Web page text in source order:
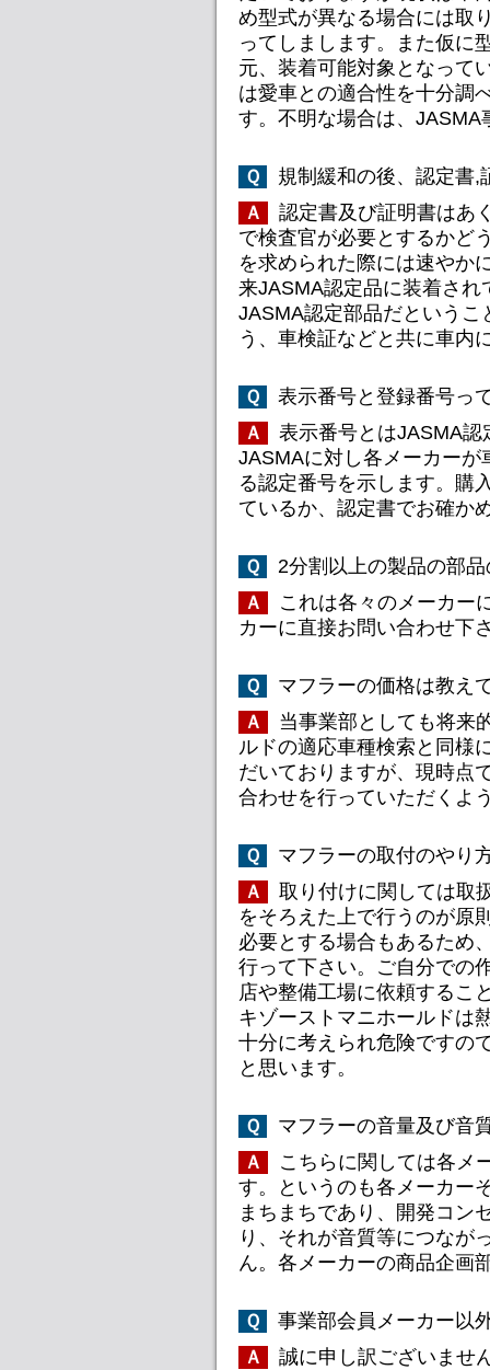
め型式が異なる場合には取
ってしまします。また仮に
元、装着可能対象となって
は愛車との適合性を十分調
す。不明な場合は、
Ｑ 規制緩和の後、認定書,
Ａ
認定書及び証明書はあ
で検査官が必要とするかど
を求められた際には速やか
来JASMA認定品に装着さ
JASMA認定部品だという
う、車検証などと共に車内
Ｑ 表示番号と登録番号っ
Ａ
表示番号とはJASMA
JASMAに対し各メーカー
る認定番号を示します。購
ているか、認定書でお確か
Ｑ 2分割以上の製品の部
Ａ
これは各々のメーカー
カーに直接お問い合わせ下
Ｑ マフラーの価格は教え
Ａ
当事業部としても将来
ルドの適応車種検索と同様
だいておりますが、現時点
合わせを行っていただくよ
Ｑ マフラーの取付のやり
Ａ
取り付けに関しては取
をそろえた上で行うのが原
必要とする場合もあるため
行って下さい。ご自分での
店や整備工場に依頼するこ
キゾーストマニホールドは
十分に考えられ危険ですの
と思います。
Ｑ マフラーの音量及び音
Ａ
こちらに関しては各メ
す。というのも各メーカー
まちまちであり、開発コン
り、それが音質等につなが
ん。各メーカーの商品企画
Ｑ 事業部会員メーカー以
Ａ
誠に申し訳ございませ